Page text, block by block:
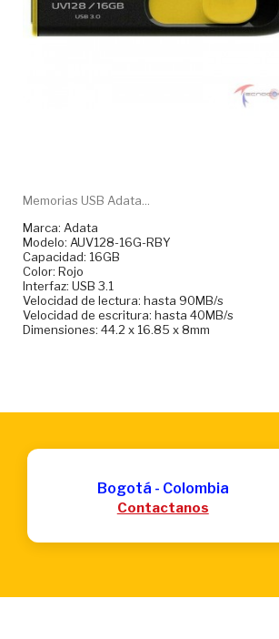
Memorias USB Adata...
Marca: Adata
Modelo: AUV128-16G-RBY
Capacidad: 16GB
Color: Rojo
Interfaz: USB 3.1
Velocidad de lectura: hasta 90MB/s
Velocidad de escritura: hasta 40MB/s
Dimensiones: 44.2 x 16.85 x 8mm
Bogotá - Colombia
Contactanos